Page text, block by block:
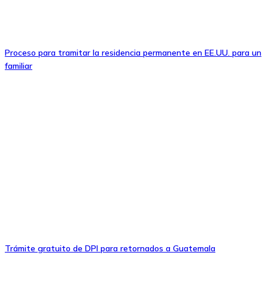
Proceso para tramitar la residencia permanente en EE.UU. para un
familiar
Trámite gratuito de DPI para retornados a Guatemala